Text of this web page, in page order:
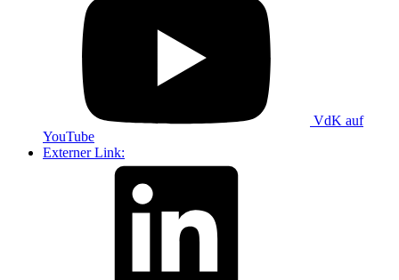
VdK auf
YouTube
Externer Link: